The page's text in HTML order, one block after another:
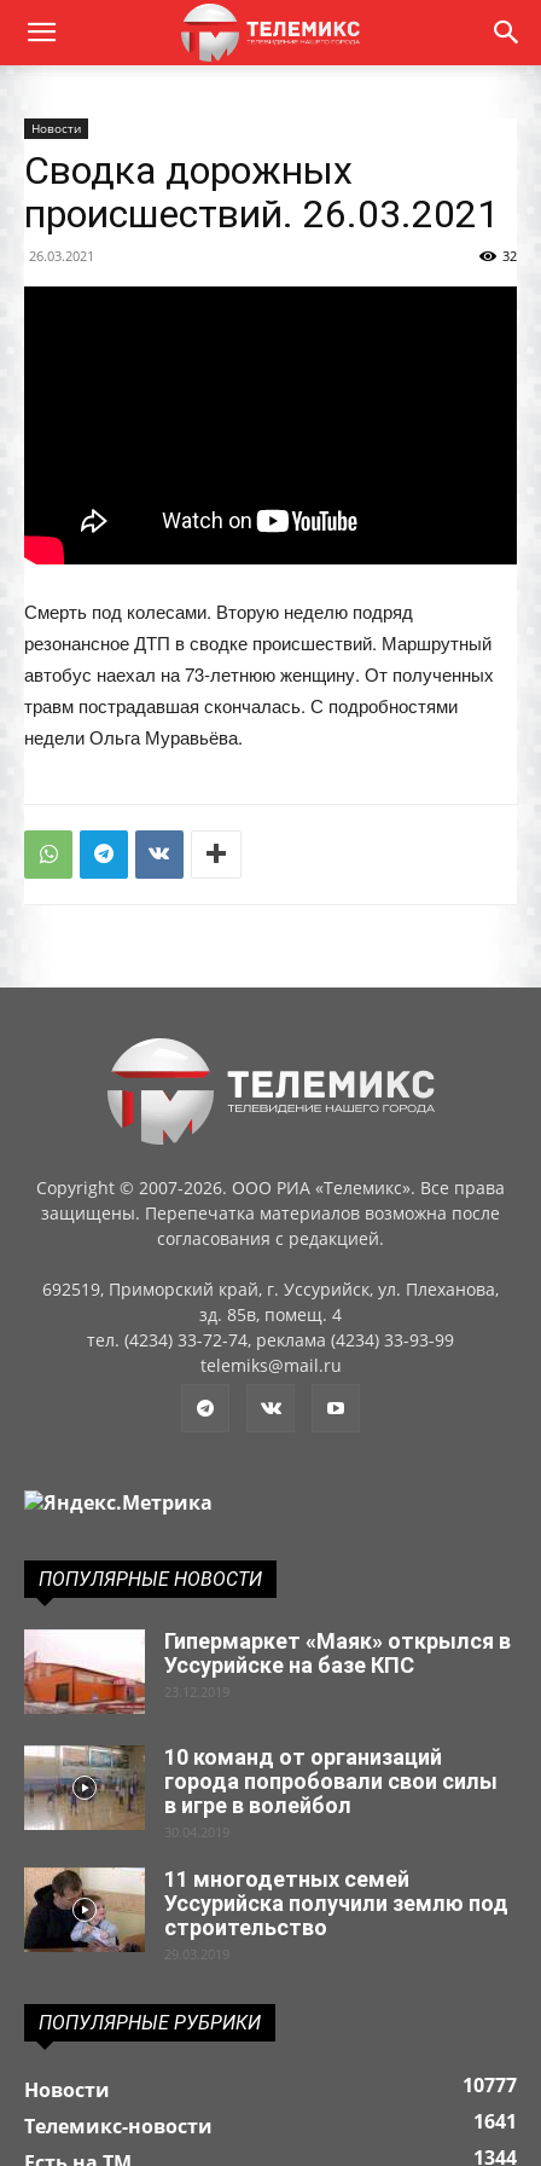
Новости
Сводка дорожных
происшествий. 26.03.2021
26.03.2021 32
Смерть под колесами. Вторую неделю подряд
резонансное ДТП в сводке происшествий. Маршрутный
автобус наехал на 73-летнюю женщину. От полученных
травм пострадавшая скончалась. С подробностями
недели Ольга Муравьёва.
Copyright © 2007-2026. ООО РИА «Телемикс». Все права
защищены. Перепечатка материалов возможна после
согласования с редакцией.
692519, Приморский край, г. Уссурийск, ул. Плеханова,
зд. 85в, помещ. 4
тел. (4234) 33-72-74, реклама (4234) 33-93-99
telemiks@mail.ru
ПОПУЛЯРНЫЕ НОВОСТИ
Гипермаркет «Маяк» открылся в
Уссурийске на базе КПС
23.12.2019
10 команд от организаций
города попробовали свои силы
в игре в волейбол
30.04.2019
11 многодетных семей
Уссурийска получили землю под
строительство
29.03.2019
ПОПУЛЯРНЫЕ РУБРИКИ
Новости
10777
Телемикс-новости
1641
1344